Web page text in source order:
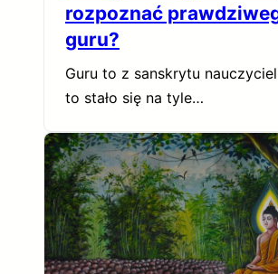
rozpoznać
guru?
Guru to z sanskrytu
to stało się na tyle…